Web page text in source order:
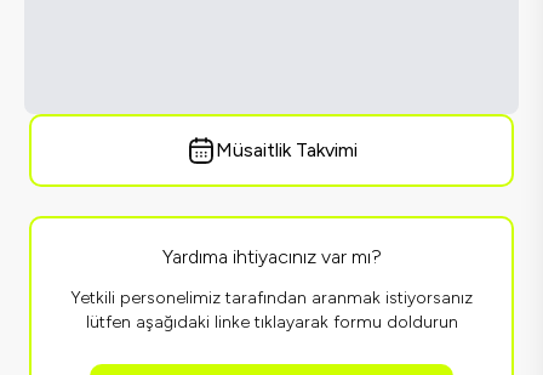
Müsaitlik Takvimi
Yardıma ihtiyacınız var mı?
Yetkili personelimiz tarafından aranmak istiyorsanız
lütfen aşağıdaki linke tıklayarak formu doldurun